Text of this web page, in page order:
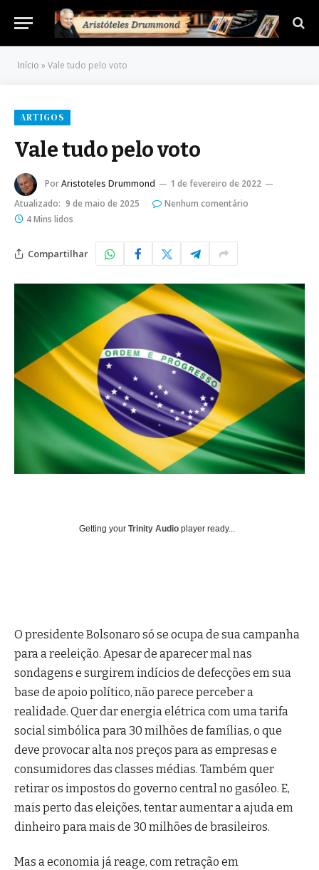
Início »Vale tudo pelo voto
ARTIGOS
Vale tudo pelo voto
PorAristoteles Drummond
1 de fevereiro de 2022
Atualizado: 9 de maio de 2025
Nenhum comentário
4 Mins lidos
Compartilhar
Getting your Trinity Audio player ready...
O presidente Bolsonaro só se ocupa de sua campanha
para a reeleição. Apesar de aparecer mal nas
sondagens e surgirem indícios de defecções em sua
base de apoio político, não parece perceber a
realidade. Quer dar energia elétrica com uma tarifa
social simbólica para 30 milhões de famílias, o que
deve provocar alta nos preços para as empresas e
consumidores das classes médias. Também quer
retirar os impostos do governo central no gasóleo. E,
mais perto das eleições, tentar aumentar a ajuda em
dinheiro para mais de 30 milhões de brasileiros.
Mas a economia já reage, com retração em